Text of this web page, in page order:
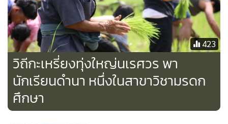
423
วิถีกะเหรี่ยงทุ่งใหญ่นเรศวร พา
นักเรียนดำนา หนึ่งในสาขาวิชามรดก
ศึกษา